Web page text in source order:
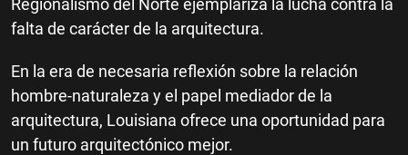
falta de carácter de la arquitectura.
En la era de necesaria reflexión sobre la relación
hombre-naturaleza y el papel mediador de la
arquitectura, Louisiana ofrece una oportunidad para
un futuro arquitectónico mejor.